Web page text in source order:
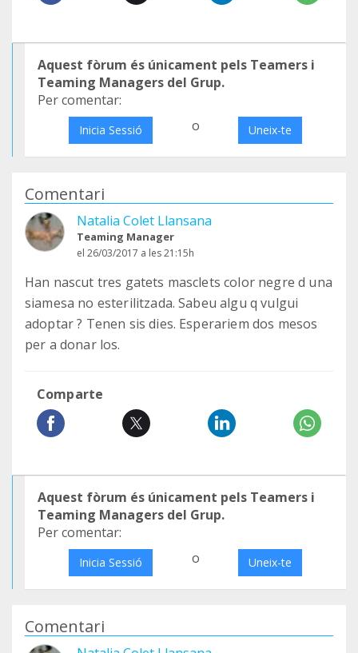
Aquest fòrum és únicament pels Teamers i
Teaming Managers del Grup.
Per comentar:
Inicia Sessió o Uneix-te
Comentari
Natalia Colet Llansana
Teaming Manager
el 26/03/2017 a les 21:15h
Han nascut tres gatets masclets color negre d una
siamesa no esterilitzada. Sabeu algu q vulgui
adoptar ? Tenen sis dies. Esperariem dos mesos
per a donar los.
Comparte
Aquest fòrum és únicament pels Teamers i
Teaming Managers del Grup.
Per comentar:
Inicia Sessió o Uneix-te
Comentari